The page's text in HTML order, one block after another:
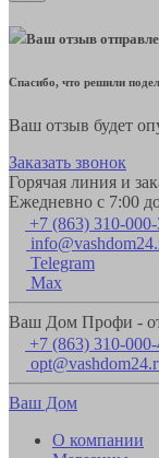
Ваш отзыв
Спасибо, что решили
Ваш отзыв будет
Заказать звонок
Горячая линия и
Ежедневно с 7:00
+7 (863) 310-
Telegram
Max
Ваш Дом Профи -
+7 (863) 310-
Ваш Дом
О компании